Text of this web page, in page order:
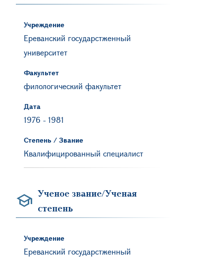
Учреждение
Ереванский государстженный
университет
Факультет
филологический факультет
Дата
1976 - 1981
Степень / Звание
Квалифицированный специалист
Ученое звание/Ученая
степень
Учреждение
Ереванский государстженный